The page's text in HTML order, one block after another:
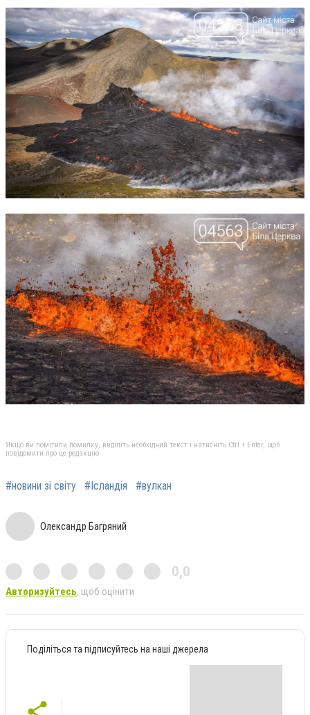
Якщо ви помітили помилку, виділіть необхідний текст і натисніть Ctrl + Enter, щоб
повідомити про це редакцію
#новини зі світу #Ісландія #вулкан
Олександр Багряний
0,0
Авторизуйтесь, щоб оцінити
Поділіться та підписуйтесь на наші джерела